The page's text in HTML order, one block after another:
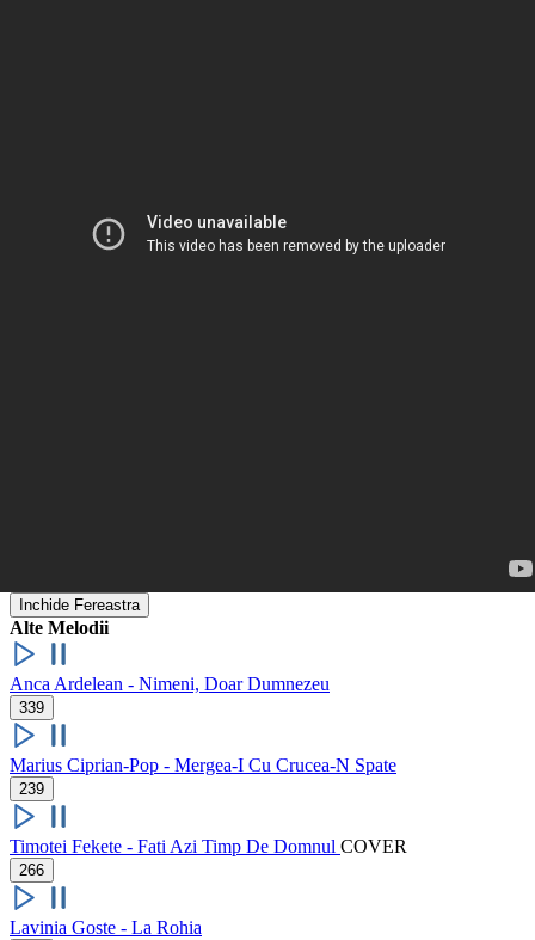
Inchide Fereastra
Alte Melodii
Anca Ardelean - Nimeni, Doar Dumnezeu
339
Marius Ciprian-Pop - Mergea-I Cu Crucea-N Spate
239
Timotei Fekete - Fati Azi Timp De Domnul COVER
266
Lavinia Goste - La Rohia